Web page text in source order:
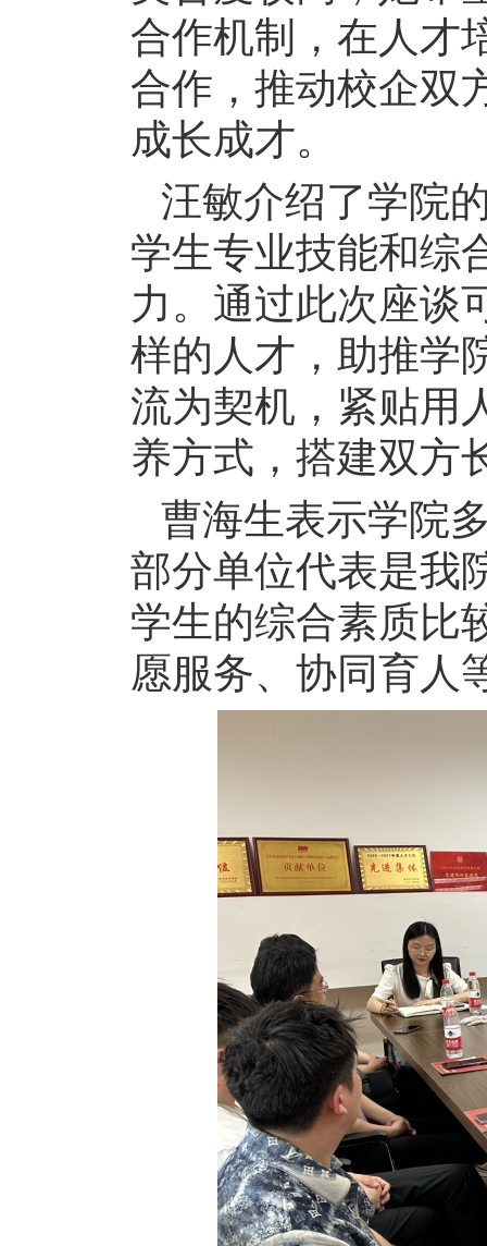
合作机制，在人才
合作，推动校企双
成长成才。
汪敏介绍了学院
学生专业技能和综
力。通过此次座谈
样的人才，助推学
流为契机，紧贴用
养方式，搭建双方
曹海生表示学院
部分单位代表是我
学生的综合素质比
愿服务、协同育人